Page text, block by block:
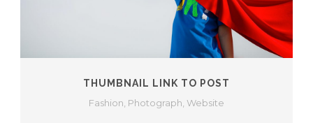
THUMBNAIL LINK TO POST
Fashion Photograph Website